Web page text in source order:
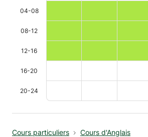
04-08
08-12
12-16
16-20
20-24
Cours particuliers Cours d'Anglais